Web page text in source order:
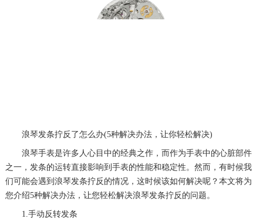
浪琴发条拧反了怎么办(5种解决办法，让你轻松解决)
浪琴手表是许多人心目中的经典之作，而作为手表中的心脏部件
之一，发条的运转直接影响到手表的性能和稳定性。然而，有时候我
们可能会遇到浪琴发条拧反的情况，这时候该如何解决呢？本文将为
您介绍5种解决办法，让您轻松解决浪琴发条拧反的问题。
1.手动反转发条